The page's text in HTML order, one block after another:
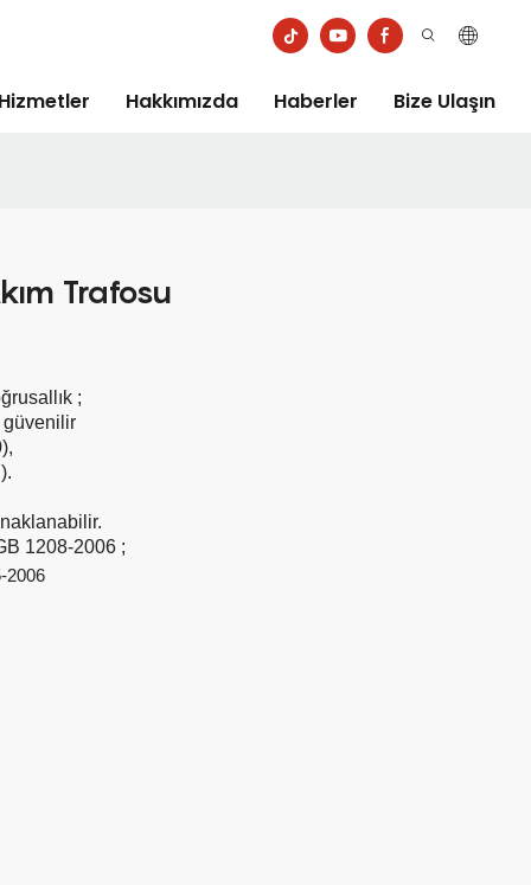
Hakkımızda Haberler Bize Ulaşın
Trafosu
;
güvenilir
1208-2006 ;
2006